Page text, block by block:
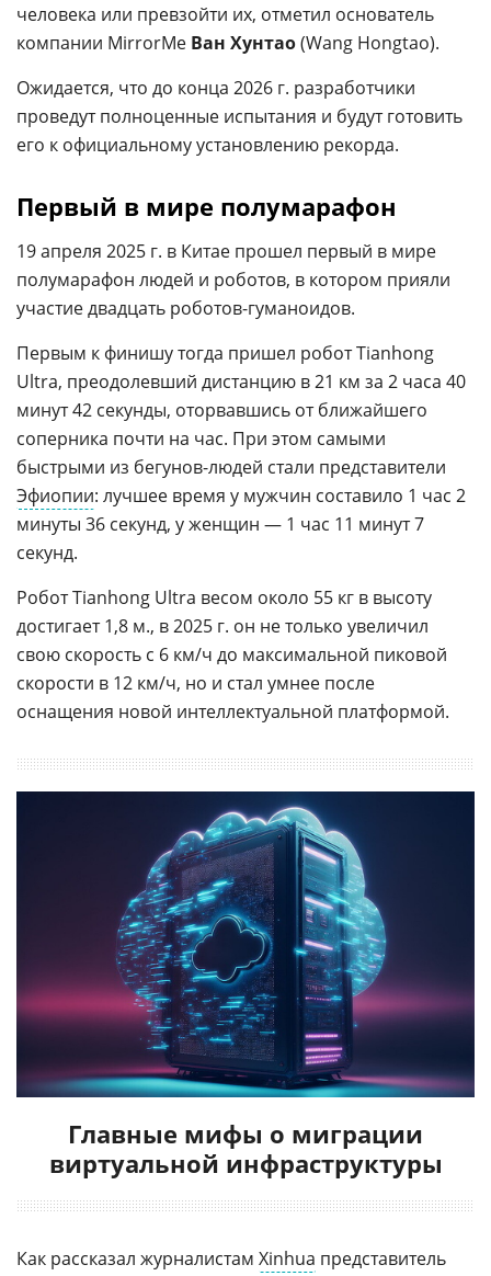
человека или превзойти их, отметил основатель
компании MirrorMe Ван Хунтао(Wang Hongtao).
Ожидается, что до конца 2026 г. разработчики
проведут полноценные испытания и будут готовить
его к официальному установлению рекорда.
Первый в мире полумарафон
19 апреля 2025 г. в Китае прошел первый в мире
полумарафон людей и роботов, в котором прияли
участие двадцать роботов-гуманоидов.
Первым к финишу тогда пришел робот Tianhong
Ultra, преодолевший дистанцию в 21 км за 2 часа 40
минут 42 секунды, оторвавшись от ближайшего
соперника почти на час. При этом самыми
быстрыми из бегунов-людей стали представители
Эфиопии: лучшее время у мужчин составило 1 час 2
минуты 36 секунд, у женщин — 1 час 11 минут 7
секунд.
Робот Tianhong Ultra весом около 55 кг в высоту
достигает 1,8 м., в 2025 г. он не только увеличил
свою скорость с 6 км/ч до максимальной пиковой
скорости в 12 км/ч, но и стал умнее после
оснащения новой интеллектуальной платформой.
Главные мифы о миграции
виртуальной инфраструктуры
Как рассказал журналистам Xinhua представитель